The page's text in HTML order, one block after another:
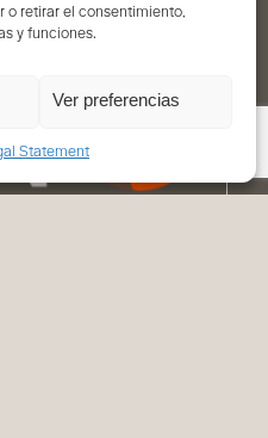
o retirar el consentimiento,
y funciones.
Ver preferencias
Statement